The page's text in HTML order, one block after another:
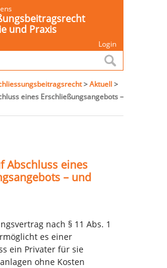
und Praxis
Login
>Aktuell>
eines Erschließungsangebots –
Abschluss eines
– und
nach § 11 Abs. 1
es einer
ein Privater für sie
ohne Kosten